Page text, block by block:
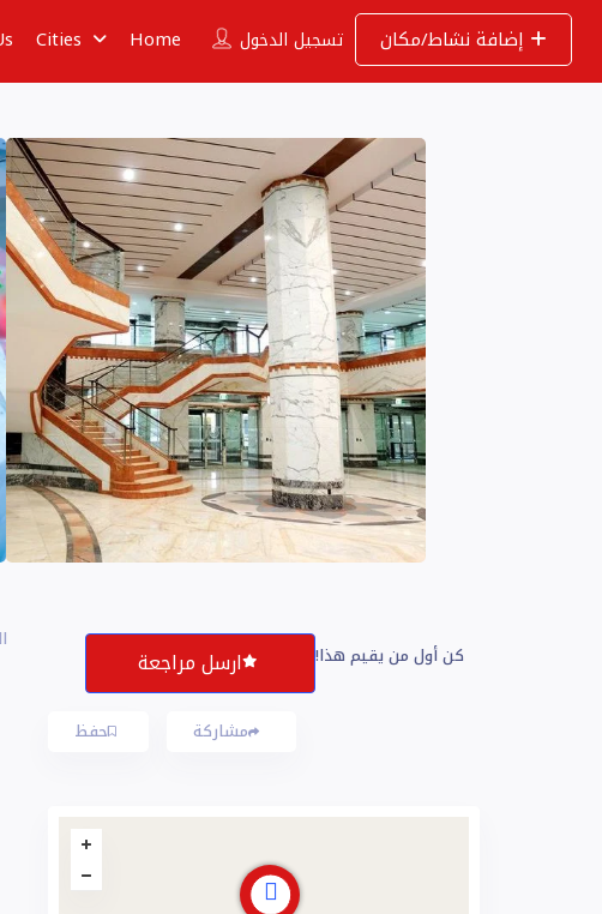
تسجيل الدخول إضافة نشاط/مكان Home
Cities
كن أول من يقيم هذا! ارسل مراجعة
حفظ مشاركة